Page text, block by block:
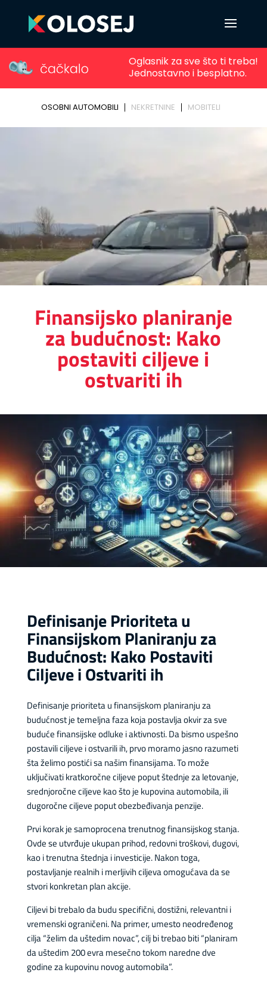
Finansijsko planiranje
za budućnost: Kako
postaviti ciljeve i
ostvariti ih
Definisanje Prioriteta u
Finansijskom Planiranju za
Budućnost: Kako Postaviti
Ciljeve i Ostvariti ih
Definisanje prioriteta u finansijskom planiranju za
budućnost je temeljna faza koja postavlja okvir za sve
buduće finansijske odluke i aktivnosti. Da bismo uspešno
postavili ciljeve i ostvarili ih, prvo moramo jasno razumeti
šta želimo postići sa našim finansijama. To može
uključivati kratkoročne ciljeve poput štednje za letovanje,
srednjoročne ciljeve kao što je kupovina automobila, ili
dugoročne ciljeve poput obezbeđivanja penzije.
Prvi korak je samoprocena trenutnog finansijskog stanja.
Ovde se utvrđuje ukupan prihod, redovni troškovi, dugovi,
kao i trenutna štednja i investicije. Nakon toga,
postavljanje realnih i merljivih ciljeva omogućava da se
stvori konkretan plan akcije.
Ciljevi bi trebalo da budu specifični, dostižni, relevantni i
vremenski ograničeni. Na primer, umesto neodređenog
cilja “želim da uštedim novac”, cilj bi trebao biti “planiram
da uštedim 200 evra mesečno tokom naredne dve
godine za kupovinu novog automobila”.